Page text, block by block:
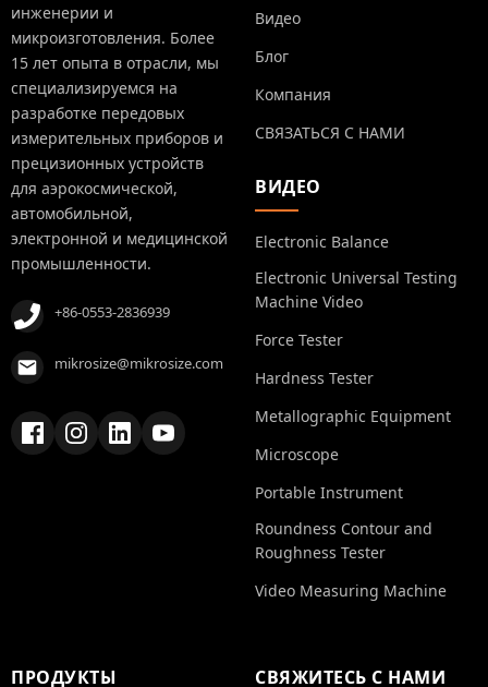
инженерии и
микроизготовления. Более
15 лет опыта в отрасли, мы
специализируемся на
разработке передовых
измерительных приборов и
прецизионных устройств
для аэрокосмической,
автомобильной,
электронной и медицинской
промышленности.
+86-0553-2836939
mikrosize@mikrosize.com
Видео
Блог
Компания
СВЯЗАТЬСЯ С НАМИ
ВИДЕО
Electronic Balance
Electronic Universal Testing
Machine Video
Force Tester
Hardness Tester
Metallographic Equipment
Microscope
Portable Instrument
Roundness Contour and
Roughness Tester
Video Measuring Machine
ПРОДУКТЫ СВЯЖИТЕСЬ С НАМИ